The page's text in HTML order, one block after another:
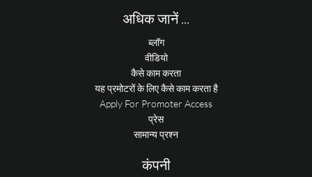
अधिक जानें ...
ब्लॉग
वीडियो
कैसे काम करता
यह प्रमोटरों के लिए कैसे काम करता है
Apply For Promoter Access
प्रेस
सामान्य प्रश्न
कंपनी